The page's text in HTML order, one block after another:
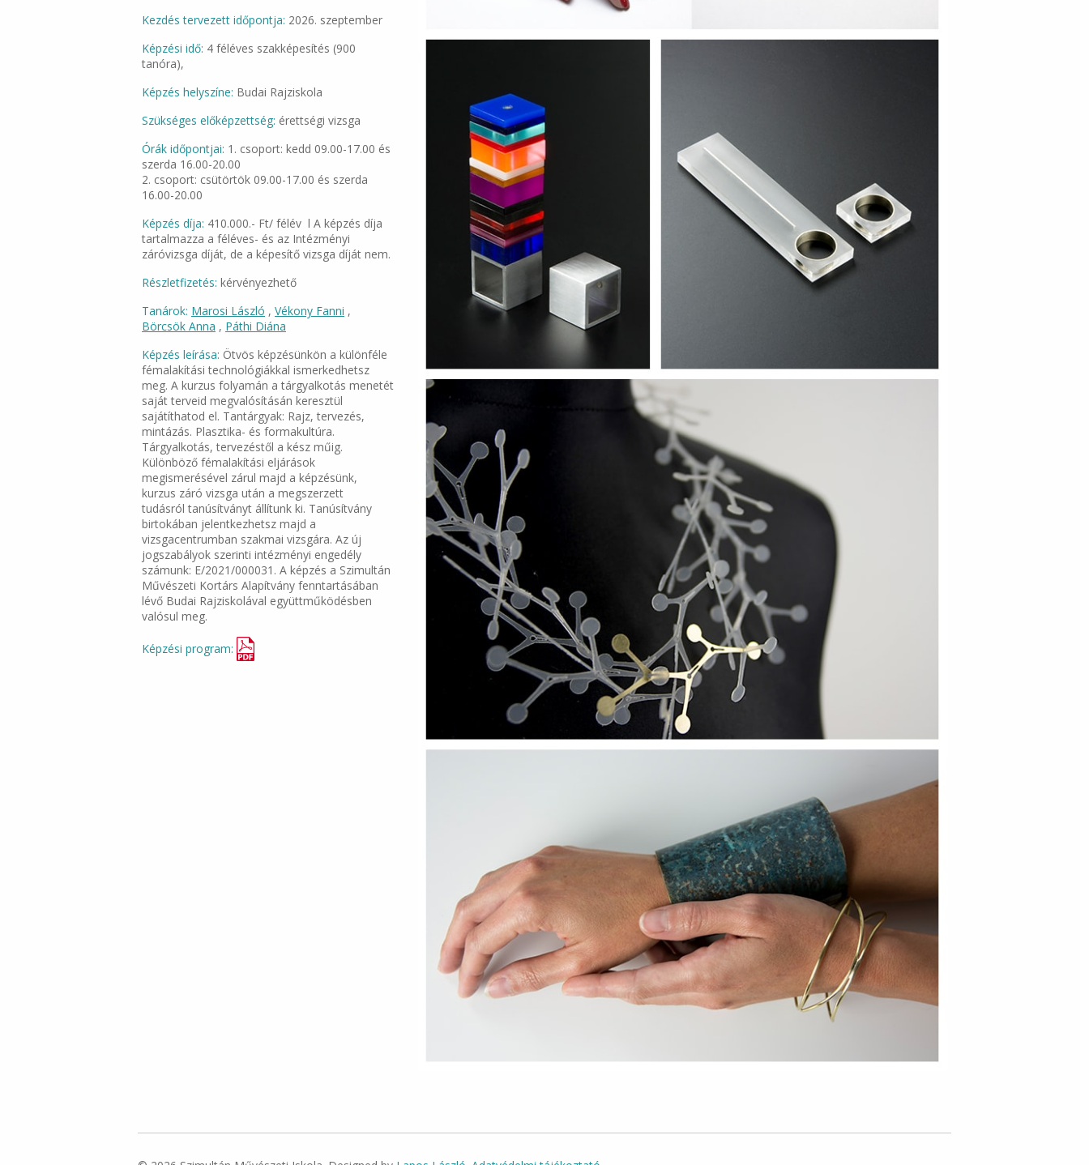
Kezdés tervezett időpontja: 2026. szeptember
Képzési idő: 4 féléves szakképesítés (900
tanóra),
Képzés helyszíne: Budai Rajziskola
Szükséges előképzettség: érettségi vizsga
Órák időpontjai: 1. csoport: kedd 09.00-17.00 és
szerda 16.00-20.00
2. csoport: csütörtök 09.00-17.00 és szerda
16.00-20.00
Képzés díja: 410.000.- Ft/ félév l A képzés díja
tartalmazza a féléves- és az Intézményi
záróvizsga díját, de a képesítő vizsga díját nem.
Részletfizetés: kérvényezhető
Tanárok: Marosi László , Vékony Fanni ,
Börcsök Anna , Páthi Diána
Képzés leírása: Ötvös képzésünkön a különféle
fémalakítási technológiákkal ismerkedhetsz
meg. A kurzus folyamán a tárgyalkotás menetét
saját terveid megvalósításán keresztül
sajátíthatod el. Tantárgyak: Rajz, tervezés,
mintázás. Plasztika- és formakultúra.
Tárgyalkotás, tervezéstől a kész műig.
Különböző fémalakítási eljárások
megismerésével zárul majd a képzésünk,
kurzus záró vizsga után a megszerzett
tudásról tanúsítványt állítunk ki. Tanúsítvány
birtokában jelentkezhetsz majd a
vizsgacentrumban szakmai vizsgára. Az új
jogszabályok szerinti intézményi engedély
számunk: E/2021/000031. A képzés a Szimultán
Művészeti Kortárs Alapítvány fenntartásában
lévő Budai Rajziskolával együttműködésben
valósul meg.
Képzési program: